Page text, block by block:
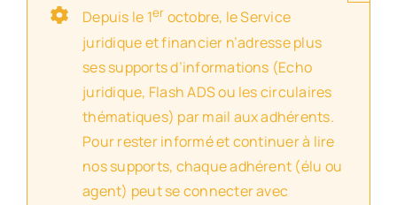
Depuis le 1er octobre, le Service
juridique et financier n’adresse plus
ses supports d’informations (Echo
juridique, Flash ADS ou les circulaires
thématiques) par mail aux adhérents.
Pour rester informé et continuer à lire
nos supports, chaque adhérent (élu ou
agent) peut se connecter avec